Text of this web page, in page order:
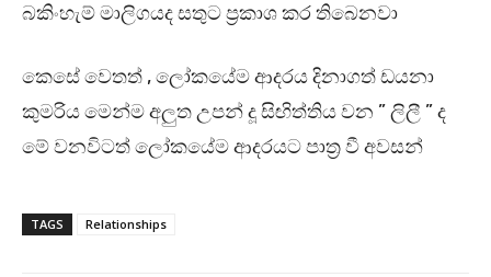
බකිංහැම් මාලිගයද සතුට ප්‍රකාශ කර තිබෙනවා
කෙසේ වෙතත් , ලෝකයේම ආදරය දිනාගත් ඩයනා
කුමරිය මෙන්ම අලුත උපන් දූ සිඟිත්තිය වන ” ලිලී ” ද
මේ වනවිටත් ලෝකයේම ආදරයට පාත්‍ර වී අවසන්
TAGS Relationships